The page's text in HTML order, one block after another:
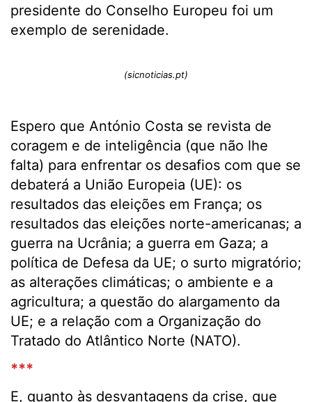
presidente do Conselho Europeu foi um
exemplo de serenidade.
(sicnoticias.pt)
Espero que António Costa se revista de
coragem e de inteligência (que não lhe
falta) para enfrentar os desafios com que se
debaterá a União Europeia (UE): os
resultados das eleições em França; os
resultados das eleições norte-americanas; a
guerra na Ucrânia; a guerra em Gaza; a
política de Defesa da UE; o surto migratório;
as alterações climáticas; o ambiente e a
agricultura; a questão do alargamento da
UE; e a relação com a Organização do
Tratado do Atlântico Norte (NATO).
***
E, quanto às desvantagens da crise, que